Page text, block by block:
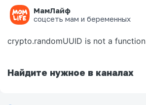
МамЛайф
соцсеть мам и беременных
Ошибка на странице
crypto.randomUUID is not a function
Найдите нужное в каналах